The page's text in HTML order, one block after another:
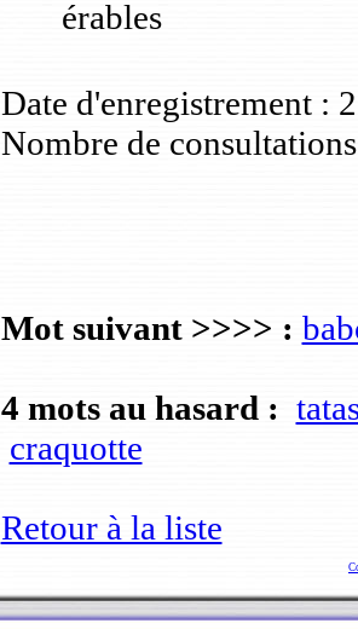
érables
Date d'enregistrement :
Nombre de
Mot suivant >>>> :
4 mots au hasard :
craquotte
Retour à la liste